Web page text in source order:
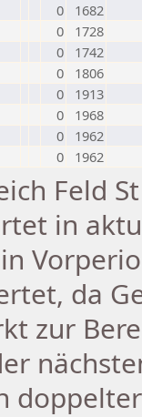
0
1682
0
1728
0
1742
0
1806
0
1913
0
1968
0
1962
0 1962
Feld
in
da
zur